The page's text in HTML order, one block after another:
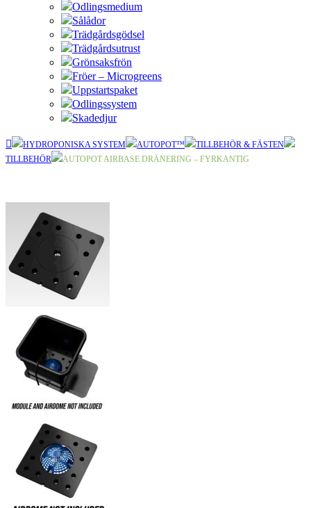
Odlingsmedium
Sålådor
Trädgårdsgödsel
Trädgårdsutrust
Grönsaksfrön
Fröer – Microgreens
Uppstartspaket
Odlingssystem
Skadedjur
HYDROPONISKA SYSTEM AUTOPOT™
TILLBEHÖR & FÄSTEN
TILLBEHÖR
AUTOPOT AIRBASE DRÄNERING – FYRKANTIG